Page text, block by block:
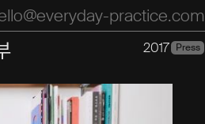
practice.com
list
2017 Press